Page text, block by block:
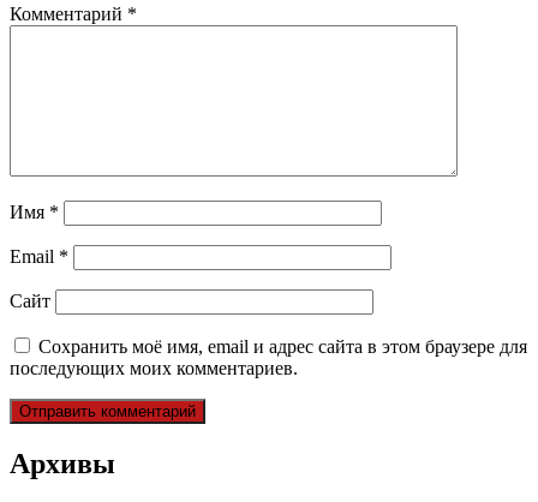
Комментарий *
Имя *
Email *
Сайт
Сохранить моё имя, email и адрес сайта в этом браузере для
последующих моих комментариев.
Архивы